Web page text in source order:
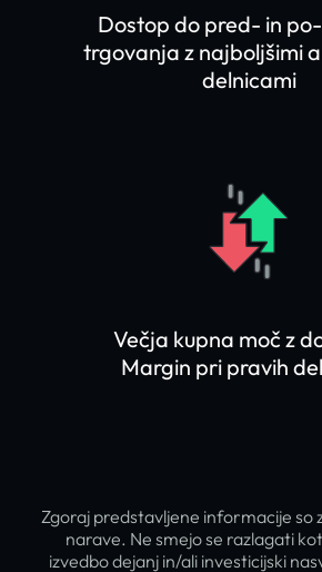
Dostop do pred- in
trgovanja z najboljšimi
delnicami
Večja kupna moč z
Margin pri pravih
Zgoraj predstavljene informacije so
narave. Ne smejo se razlagati
izvedbo dejanj in/ali investicijski